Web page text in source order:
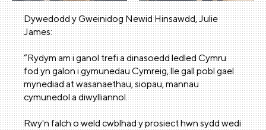
Dywedodd y Gweinidog Newid Hinsawdd, Julie
James:
“Rydym am i ganol trefi a dinasoedd ledled Cymru
fod yn galon i gymunedau Cymreig, lle gall pobl gael
mynediad at wasanaethau, siopau, mannau
cymunedol a diwylliannol.
Rwy'n falch o weld cwblhad y prosiect hwn sydd wedi